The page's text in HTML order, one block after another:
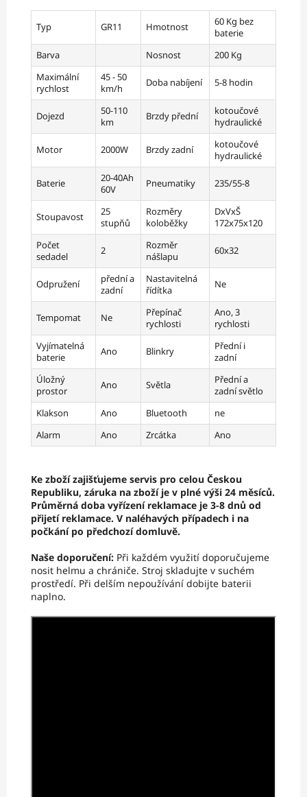
Typ GR11 Hmotnost
60 Kg bez
baterie
Barva
Nosnost
200 Kg
Maximální
rychlost
45 - 50
km/h
Doba nabíjení 5-8 hodin
Dojezd
50-110
km
Brzdy přední
kotoučové
hydraulické
Motor 2000W Brzdy zadní
kotoučové
hydraulické
Baterie
20-40Ah
60V
Pneumatiky 235/55-8
Stoupavost
25
stupňů
Rozměry
koloběžky
DxVxŠ
172x75x120
Počet
sedadel
2
Rozměr
nášlapu
60x32
Odpružení
přední a
zadní
Nastavitelná
řídítka
Ne
Tempomat Ne
Přepínač
rychlosti
Ano, 3
rychlosti
Vyjímatelná
baterie
Ano Blinkry
Přední i
zadní
Úložný
prostor
Ano Světla
Přední a
zadní světlo
Klakson
Ano Bluetooth
ne
Alarm
Ano Zrcátka Ano
Ke zboží zajišťujeme servis pro celou Českou
Republiku, záruka na zboží je v plné výši 24 měsíců.
Průměrná doba vyřízení reklamace je 3-8 dnů od
přijetí reklamace. V naléhavých případech i na
počkání po předchozí domluvě.
Naše doporučení: Při každém využití doporučujeme
nosit helmu a chrániče. Stroj skladujte v suchém
prostředí. Při delším nepoužívání dobijte baterii
naplno.